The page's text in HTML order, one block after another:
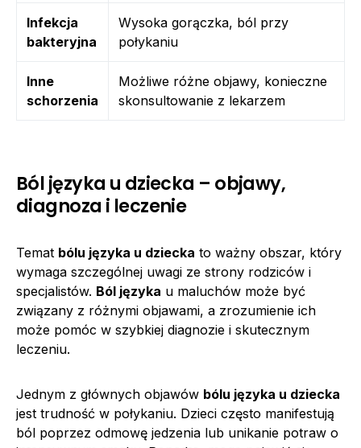
Infekcja
bakteryjna
Wysoka gorączka, ból przy
połykaniu
Inne
schorzenia
Możliwe różne objawy, konieczne
skonsultowanie z lekarzem
Ból języka u dziecka – objawy,
diagnoza i leczenie
Temat bólu języka u dziecka to ważny obszar, który
wymaga szczególnej uwagi ze strony rodziców i
specjalistów. Ból języka u maluchów może być
związany z różnymi objawami, a zrozumienie ich
może pomóc w szybkiej diagnozie i skutecznym
leczeniu.
Jednym z głównych objawów bólu języka u dziecka
jest trudność w połykaniu. Dzieci często manifestują
ból poprzez odmowę jedzenia lub unikanie potraw o